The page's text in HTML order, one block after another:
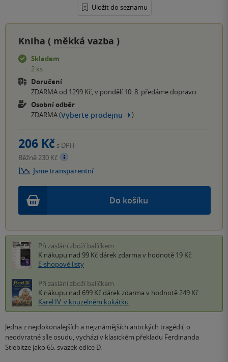
Uložit do seznamu
Kniha ( měkká vazba )
Skladem
2 ks
Doručení
ZDARMA od 1299 Kč, v pondělí 10. 8. předáme dopravci
Osobní odběr
ZDARMA (Vyberte prodejnu )
Do košíku
206 Kč s DPH
Běžně 230 Kč
Jsme transparentní
Při zaslání zboží balíčkem
K nákupu nad 99 Kč dárek zdarma v hodnotě 19 Kč
E-shopové listy
Při zaslání zboží balíčkem
K nákupu nad 699 Kč dárek zdarma v hodnotě 249 Kč
Karel IV. v kouzelném kukátku
Jedna z nejdokonalejších a nejznámějších antických tragédií, o
neodvratné síle osudu, vychází v klasickém překladu Ferdinanda
Stiebitze jako 65. svazek edice D.